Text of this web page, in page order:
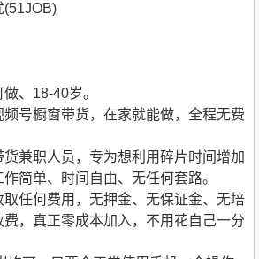
(51JOB)
、18-40岁。
号橱窗带货，在家就能做，全程无费
兼职人员，专为想利用碎片时间增加
简单、时间自由、无任何套路。
任何费用，无押金、无保证金、无培
，真正零成本加入，不用花自己一分